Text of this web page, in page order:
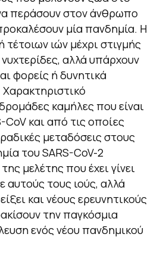
περάσουν στον άνθρωπο
μία πανδημία. Η
τέτοιων ιών μέχρι στιγμής
νυχτερίδες, αλλά υπάρχουν
φορείς ή δυνητικά
Χαρακτηριστικό
καμήλες που είναι
CoV και από τις οποίες
μεταδόσεις στους
του SARS-CoV-2
μελέτης που έχει γίνει
αυτούς τους ιούς, αλλά
και νέους ερευνητικούς
την παγκόσμια
ενός νέου πανδημικού